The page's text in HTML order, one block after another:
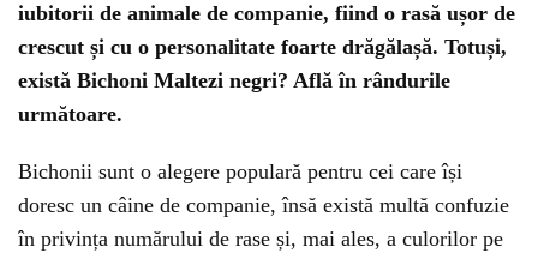
iubitorii de animale de companie, fiind o rasă ușor de
crescut și cu o personalitate foarte drăgălașă. Totuși,
există Bichoni Maltezi negri? Află în rândurile
următoare.
Bichonii sunt o alegere populară pentru cei care își
doresc un câine de companie, însă există multă confuzie
în privința numărului de rase și, mai ales, a culorilor pe